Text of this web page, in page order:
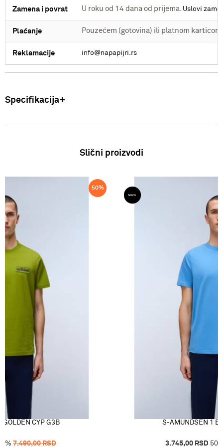
Zamena i povrat U roku od 14 dana od prijema. Uslovi
Plaćanje Pouzećem (gotovina) ili platnom
Reklamacije info@napapijri.rs
Specifikacija
100% Pamuk
Zemlja porekla Bangladeš
Sezona SS26
Proizvođač VF International SAGL, Stabio, Švajcarska
Uvoznik Punto Blu d.o.o., Hadži-Melentijeva 59,
Slični proizvodi
50%
CYP G3B
% 7.490,00RSD
S-AMUNDSEN 1
3.745,00 RSD 50